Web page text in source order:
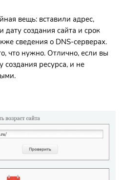
вещь: вставили адрес,
создания сайта и срок
сведения о DNS-серверах.
что нужно. Отлично, если вы
создания ресурса, и не